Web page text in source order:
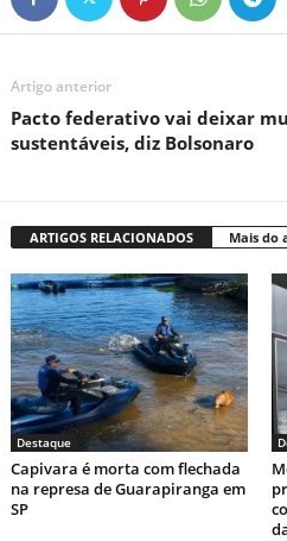
Artigo anterior
Pacto federativo vai deixar
sustentáveis, diz Bolsonaro
ARTIGOS RELACIONADOS Mais do
Destaque
Capivara é morta com flechada
na represa de Guarapiranga em
SP